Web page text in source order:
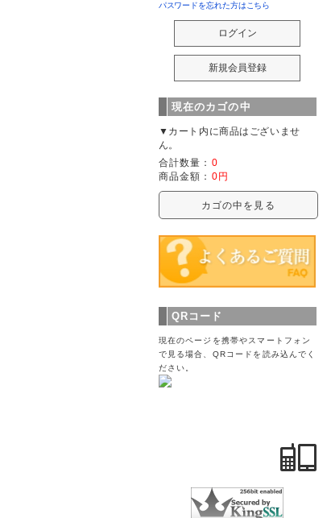
パスワードを忘れた方はこちら
現在のカゴの中
▼カート内に商品はございませ
ん。
合計数量： 0
商品金額： 0円
カゴの中を見る
QRコード
現在のページを携帯やスマートフォン
で見る場合、QRコードを読み込んでく
ださい。